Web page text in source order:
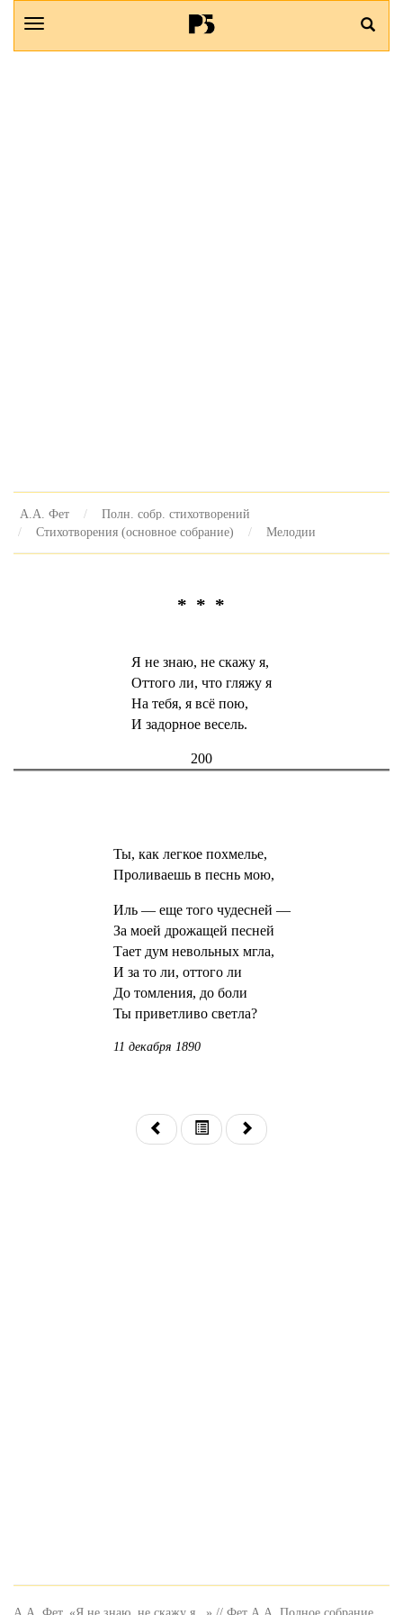
А.А. Фет
Полн. собр. стихотворений
Стихотворения (основное собрание)
Мелодии
* * *
Я не знаю, не скажу я,
Оттого ли, что гляжу я
На тебя, я всё пою,
И задорное весель.
200
Ты, как легкое похмелье,
Проливаешь в песнь мою,
Иль — еще того чудесней —
За моей дрожащей песней
Тает дум невольных мгла,
И за то ли, оттого ли
До томления, до боли
Ты приветливо светла?
11 декабря 1890